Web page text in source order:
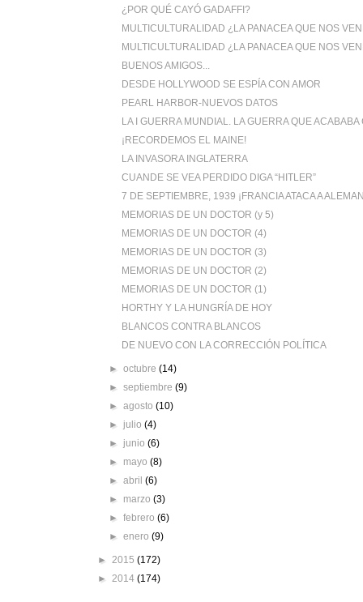
¿POR QUÉ CAYÓ GADAFFI?
MULTICULTURALIDAD ¿LA PANACEA QUE NOS
MULTICULTURALIDAD ¿LA PANACEA QUE NOS
BUENOS AMIGOS...
DESDE HOLLYWOOD SE ESPÍA CON AMOR
PEARL HARBOR-NUEVOS DATOS
LA I GUERRA MUNDIAL. LA GUERRA QUE ACABABA
¡RECORDEMOS EL MAINE!
LA INVASORA INGLATERRA
CUANDE SE VEA PERDIDO DIGA “HITLER”
7 DE SEPTIEMBRE, 1939 ¡FRANCIA ATACA A
MEMORIAS DE UN DOCTOR (y 5)
MEMORIAS DE UN DOCTOR (4)
MEMORIAS DE UN DOCTOR (3)
MEMORIAS DE UN DOCTOR (2)
MEMORIAS DE UN DOCTOR (1)
HORTHY Y LA HUNGRÍA DE HOY
BLANCOS CONTRA BLANCOS
DE NUEVO CON LA CORRECCIÓN POLÍTICA
►octubre(14)
►septiembre(9)
►agosto(10)
► julio(4)
► junio(6)
► mayo(8)
►abril(6)
► marzo(3)
►febrero(6)
►enero(9)
► 2015 (172)
► 2014 (174)